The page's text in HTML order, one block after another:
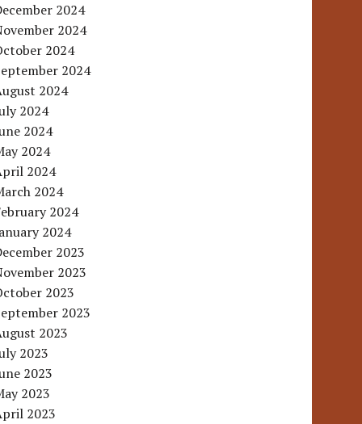
2024
2024
2024
2024
2024
2024
2024
2024
2024
2024
2024
2024
2023
2023
2023
2023
2023
2023
2023
2023
2023